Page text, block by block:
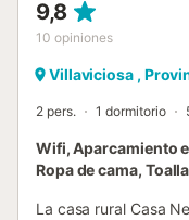
9,8
10 opiniones
Villaviciosa ,
2 pers. 1 dormitorio
Wifi, Aparcamiento
Ropa de cama,
La casa rural Casa